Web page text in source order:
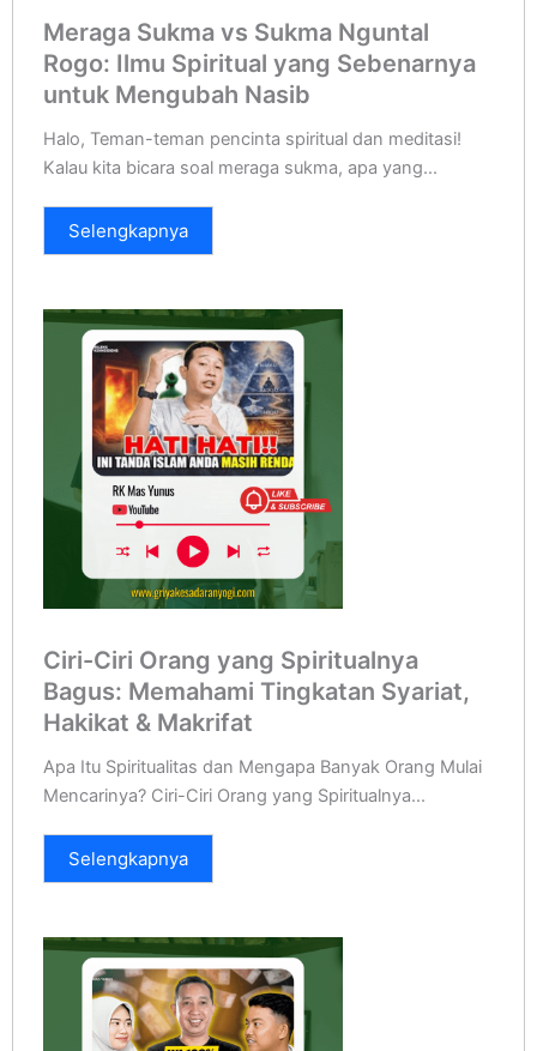
Meraga Sukma vs Sukma Nguntal
Rogo: Ilmu Spiritual yang Sebenarnya
untuk Mengubah Nasib
Halo, Teman-teman pencinta spiritual dan meditasi!
Kalau kita bicara soal meraga sukma, apa yang...
Selengkapnya
Ciri-Ciri Orang yang Spiritualnya
Bagus: Memahami Tingkatan Syariat,
Hakikat & Makrifat
Apa Itu Spiritualitas dan Mengapa Banyak Orang Mulai
Mencarinya? Ciri-Ciri Orang yang Spiritualnya...
Selengkapnya